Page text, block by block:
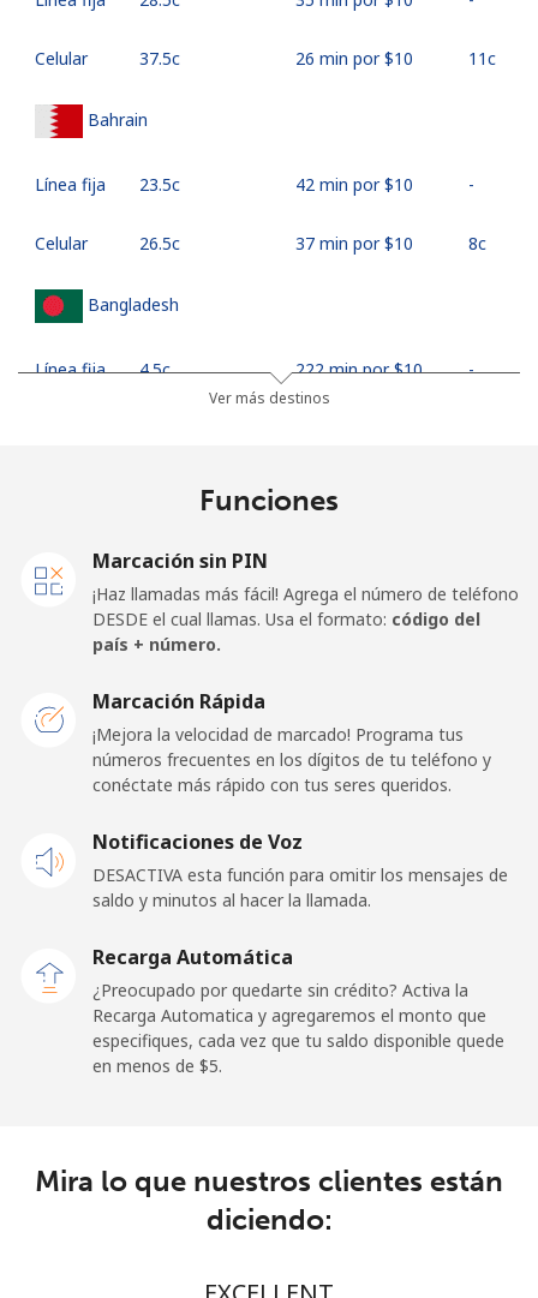
Celular ⁦37.5c⁩ 26 min por ⁦$10⁩ ⁦11c⁩
Bahrain
Línea fija ⁦23.5c⁩ 42 min por ⁦$10⁩ -
Celular ⁦26.5c⁩ 37 min por ⁦$10⁩ ⁦8c⁩
Bangladesh
Línea fija ⁦4.5c⁩ 222 min por ⁦$10⁩ -
Línea fija ⁦39.5c⁩
⁦44.9c⁩ 22 min por ⁦$10⁩ -
Línea fija ⁦77.5c⁩ 12 min por ⁦$10⁩
⁦70.5c⁩ 14 min por ⁦$10⁩
Celular ⁦51.5c⁩ 19 min por ⁦$10⁩
Belize
Celular 22 min por ⁦$10⁩ ⁦22c⁩
Ver más destinos
Funciones
Marcación sin PIN
¡Haz llamadas más fácil! Agrega el número de teléfono
DESDE el cual llamas. Usa el formato: código del
país + número.
Marcación Rápida
¡Mejora la velocidad de marcado! Programa tus
números frecuentes en los dígitos de tu teléfono y
conéctate más rápido con tus seres queridos.
Notificaciones de Voz
DESACTIVA esta función para omitir los mensajes de
saldo y minutos al hacer la llamada.
Recarga Automática
¿Preocupado por quedarte sin crédito? Activa la
Recarga Automatica y agregaremos el monto que
especifiques, cada vez que tu saldo disponible quede
en menos de ⁦$5⁩.
Mira lo que nuestros clientes están
diciendo: